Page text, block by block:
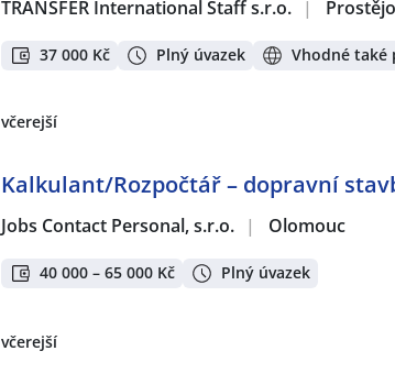
TRANSFER International Staff s.r.o. |
37 000 Kč Plný úvazek Vhodné také
včerejší
Kalkulant/Rozpočtář – dopravní
Jobs Contact Personal, s.r.o. | Olomouc
40 000 – 65 000 Kč Plný úvazek
včerejší